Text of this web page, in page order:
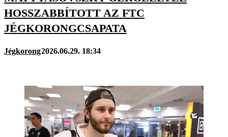
HOSSZABBÍTOTT AZ FTC
JÉGKORONGCSAPATA
Jégkorong2026.06.29. 18:34